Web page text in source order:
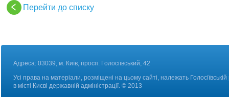
Перейти до списку
Адреса: 03039, м. Київ, просп. Голосіївський, 42
Усі права на матеріали, розміщені на цьому сайті, належать
в місті Києві державній адміністрації. © 2013